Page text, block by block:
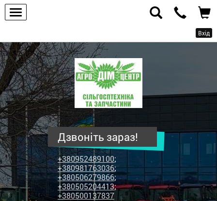
Вхід
ПП
"Агродім-
центр"
-
продаж
сільськогосподарської
техніки
та
запчастин
Дзвоніть зараз!
+380952489100;
+380981763036;
+380506279866;
+380505204413;
+380500137837